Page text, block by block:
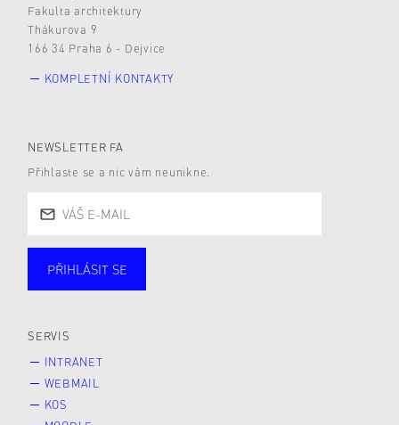
Fakulta architektury
Thákurova 9
166 34 Praha 6 - Dejvice
KOMPLETNÍ KONTAKTY
NEWSLETTER FA
Přihlaste se a nic vám neunikne.
Studující
PŘIHLÁSIT SE
SERVIS
INTRANET
WEBMAIL
KOS